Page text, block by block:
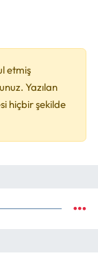
etmiş
Yazılan
hiçbir şekilde